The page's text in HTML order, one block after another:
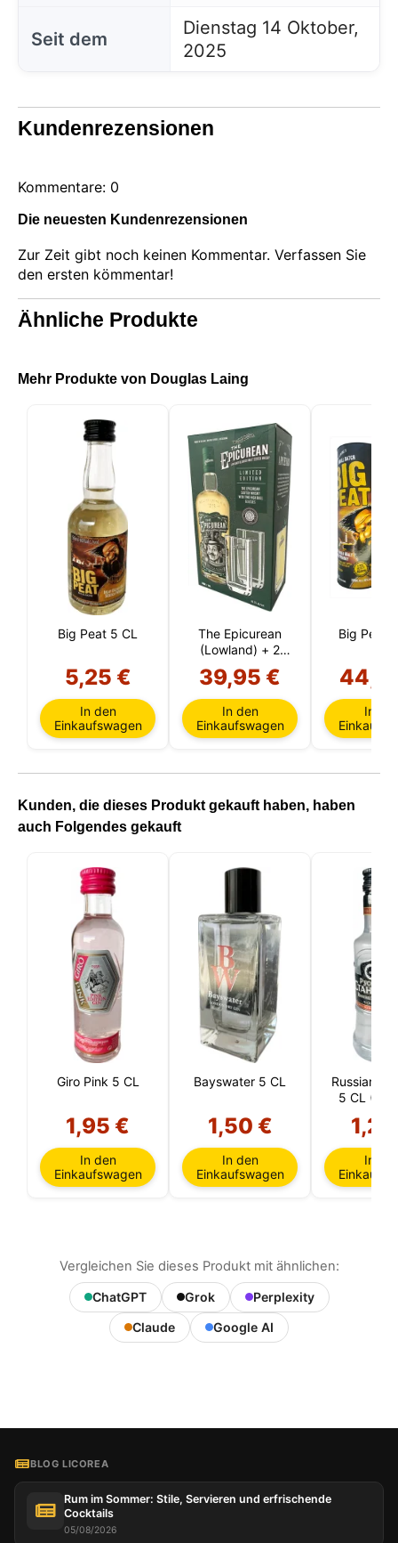
Seit dem
Dienstag 14 Oktober,
2025
Kundenrezensionen
Kommentare: 0
Die neuesten Kundenrezensionen
Zur Zeit gibt noch keinen Kommentar. Verfassen Sie
den ersten kömmentar!
Ähnliche Produkte
Mehr Produkte von Douglas Laing
Big Peat 5 CL
5,25 €
In den
Einkaufswagen
The Epicurean
(Lowland) + 2
Glässer
39,95 €
In den
Einkaufswagen
Big Peat
In
Kunden, die dieses Produkt gekauft haben, haben
auch Folgendes gekauft
Giro Pink 5 CL
1,95 €
In den
Einkaufswagen
Bayswater 5 CL
1,50 €
In den
Einkaufswagen
Russian
5 CL
In
Vergleichen Sie dieses Produkt mit ähnlichen:
ChatGPT Grok
Perplexity
Claude
Google AI
BLOG LICOREA
Rum im Sommer: Stile, Servieren und erfrischende
Cocktails
05/08/2026
wesentliche Verarbeitung ablehnen, indem Sie nur
die erforderlichen Cookies akzeptieren. Sie können
Ihre Auswahl anpassen und die Cookies auswählen,